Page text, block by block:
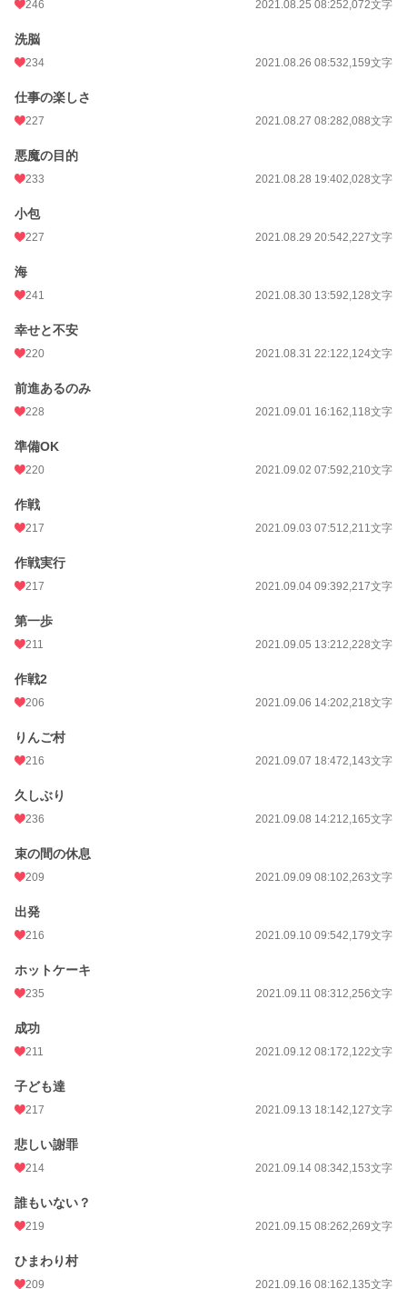
246 2021.08.25 08:252,072文字
洗脳
234 2021.08.26 08:532,159文字
仕事の楽しさ
227 2021.08.27 08:282,088文字
悪魔の目的
233 2021.08.28 19:402,028文字
小包
227 2021.08.29 20:542,227文字
海
241 2021.08.30 13:592,128文字
幸せと不安
220 2021.08.31 22:122,124文字
前進あるのみ
228 2021.09.01 16:162,118文字
準備OK
220 2021.09.02 07:592,210文字
作戦
217 2021.09.03 07:512,211文字
作戦実行
217 2021.09.04 09:392,217文字
第一歩
211 2021.09.05 13:212,228文字
作戦2
206 2021.09.06 14:202,218文字
りんご村
216 2021.09.07 18:472,143文字
久しぶり
236 2021.09.08 14:212,165文字
束の間の休息
209 2021.09.09 08:102,263文字
出発
216 2021.09.10 09:542,179文字
ホットケーキ
235 2021.09.11 08:312,256文字
成功
211 2021.09.12 08:172,122文字
子ども達
217 2021.09.13 18:142,127文字
悲しい謝罪
214 2021.09.14 08:342,153文字
誰もいない？
219 2021.09.15 08:262,269文字
ひまわり村
209 2021.09.16 08:162,135文字